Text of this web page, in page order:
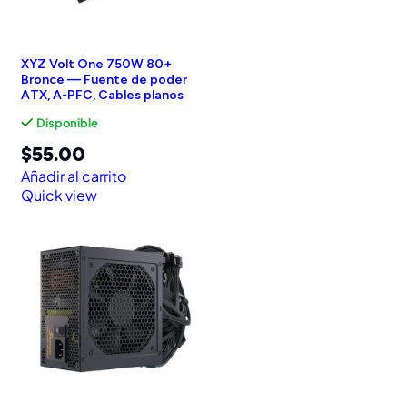
XYZ Volt One 750W 80+
Bronce — Fuente de poder
ATX, A-PFC, Cables planos
Disponible
$55.00
Añadir al carrito
Quick view